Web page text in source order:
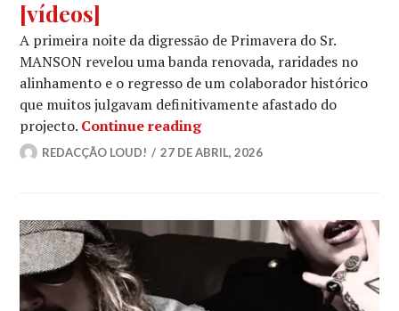
[vídeos]
A primeira noite da digressão de Primavera do Sr.
MANSON revelou uma banda renovada, raridades no
alinhamento e o regresso de um colaborador histórico
que muitos julgavam definitivamente afastado do
projecto. Continue readingMARILYN MANSON
REDACÇÃO LOUD! 27 DE ABRIL, 2026